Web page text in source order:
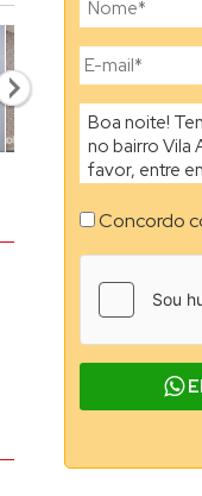
Tatuapé (1)
(1)
(1)
(2)
Pássaro (1)
de Souza (1)
(2)
Concordo